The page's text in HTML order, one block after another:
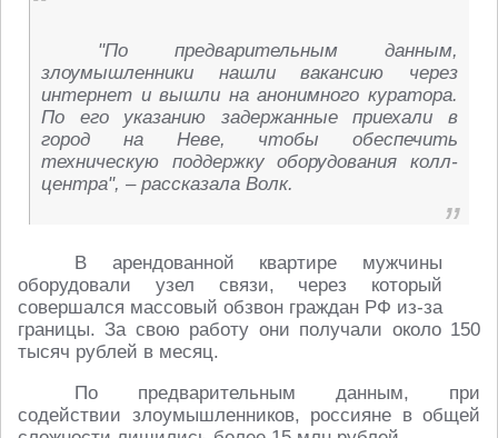
"По предварительным данным,
злоумышленники нашли вакансию через
интернет и вышли на анонимного куратора.
По его указанию задержанные приехали в
город на Неве, чтобы обеспечить
техническую поддержку оборудования колл-
центра", – рассказала Волк.
В арендованной квартире мужчины
оборудовали узел связи, через который
совершался массовый обзвон граждан РФ из-за
границы. За свою работу они получали около 150
тысяч рублей в месяц.
По предварительным данным, при
содействии злоумышленников, россияне в общей